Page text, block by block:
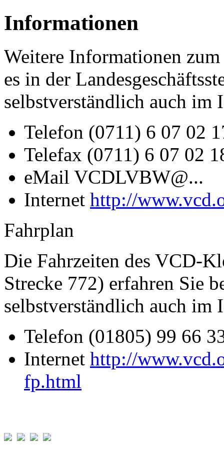
Informationen
Weitere Informationen
es in der
selbstverständlich auch im
Telefon (0711) 6 07 02
Telefax (0711) 6 07 02
eMail VCDLVBW@...
Internet http://
Fahrplan
Die Fahrzeiten des VCD-
Strecke 772) erfahren Sie
selbstverständlich auch im
Telefon (01805) 99 66
Internet http://
fp.html